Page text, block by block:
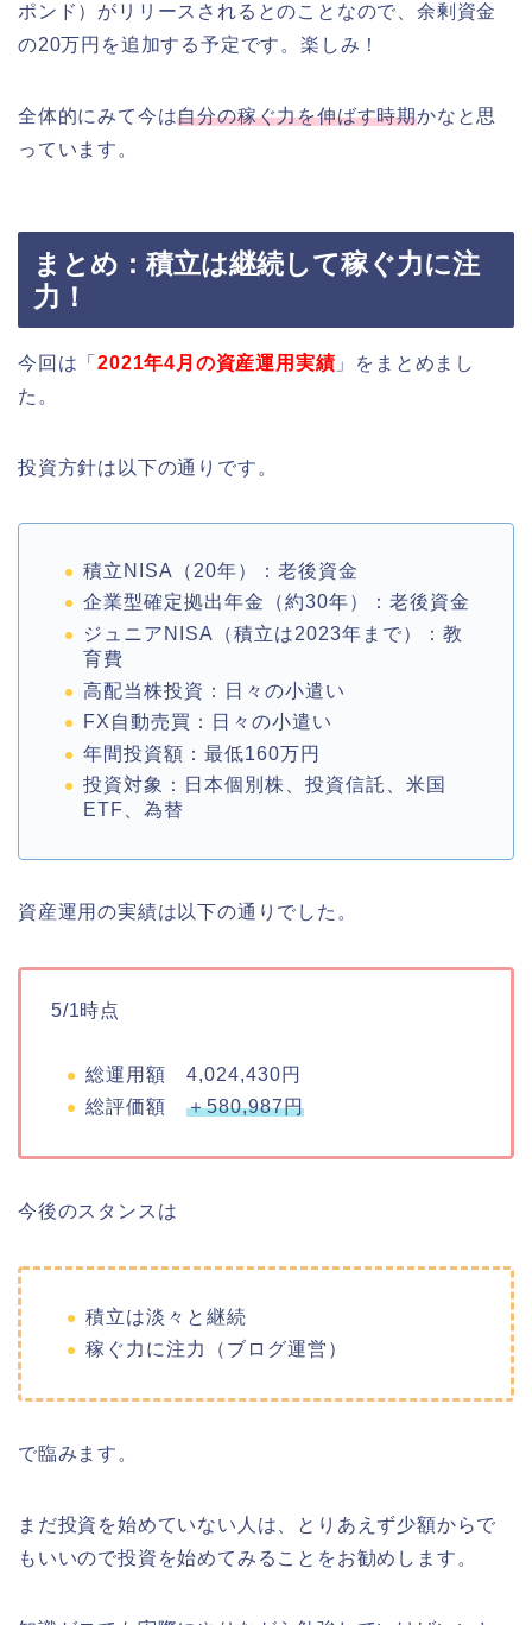
ポンド）がリリースされるとのことなので、余剰資金
の20万円を追加する予定です。楽しみ！
全体的にみて今は自分の稼ぐ力を伸ばす時期かなと思
っています。
まとめ：積立は継続して稼ぐ力に注
力！
今回は「2021年4月の資産運用実績 」をまとめまし
た。
投資方針は以下の通りです。
積立NISA（20年）：老後資金
企業型確定拠出年金（約30年）：老後資金
ジュニアNISA（積立は2023年まで）：教
育費
高配当株投資：日々の小遣い
FX自動売買：日々の小遣い
年間投資額：最低160万円
投資対象：日本個別株、投資信託、米国
ETF、為替
資産運用の実績は以下の通りでした。
5/1時点
総運用額 4,024,430円
総評価額 ＋580,987円
今後のスタンスは
積立は淡々と継続
稼ぐ力に注力（ブログ運営）
で臨みます。
まだ投資を始めていない人は、とりあえず少額からで
もいいので投資を始めてみることをお勧めします。